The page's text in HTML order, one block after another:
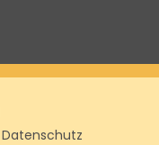
Datenschutz